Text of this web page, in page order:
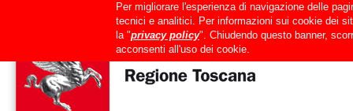
Mappa del sito RTRT Intranet
Per migliorare l'esperienza di navigazione delle
tecnici e analitici. Per informazioni sui cookie dei
la "privacy policy". Chiudendo questo banner,
acconsenti all'uso dei cookie.